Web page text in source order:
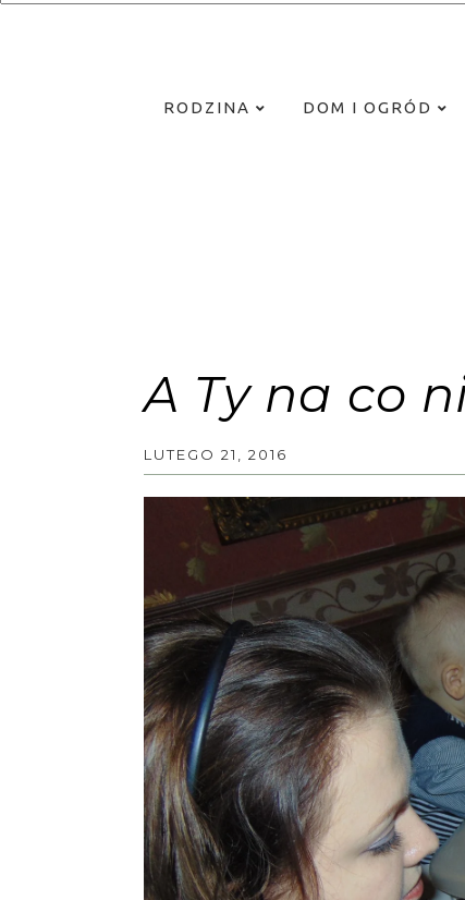
RODZINA DOM I OGRÓD
A Ty na co
LUTEGO 21, 2016